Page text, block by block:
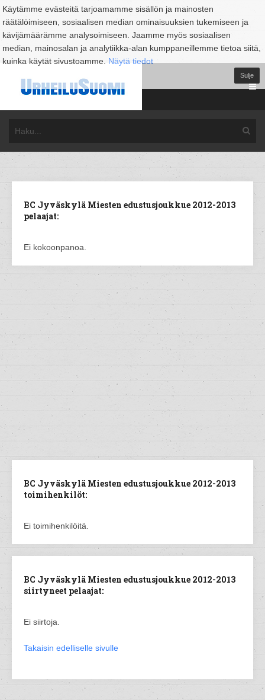
Käytämme evästeitä tarjoamamme sisällön ja mainosten
räätälöimiseen, sosiaalisen median ominaisuuksien tukemiseen ja
kävijämäärämme analysoimiseen. Jaamme myös sosiaalisen
median, mainosalan ja analytiikka-alan kumppaneillemme tietoa siitä,
kuinka käytät sivustoamme. Näytä tiedot
Sulje
BC Jyväskylä Miesten edustusjoukkue 2012-2013
pelaajat:
Ei kokoonpanoa.
BC Jyväskylä Miesten edustusjoukkue 2012-2013
toimihenkilöt:
Ei toimihenkilöitä.
BC Jyväskylä Miesten edustusjoukkue 2012-2013
siirtyneet pelaajat:
Ei siirtoja.
Takaisin edelliselle sivulle